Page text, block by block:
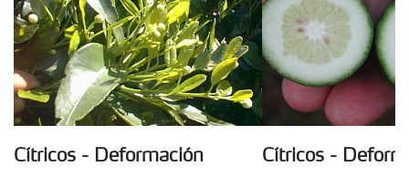
Cítricos - Deformación Cítricos -